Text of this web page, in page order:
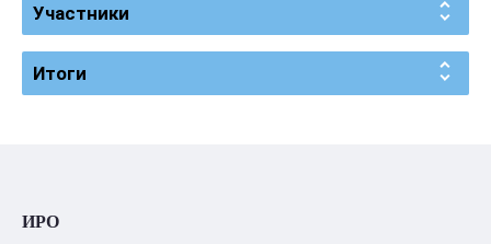
Участники
Итоги
ИРО